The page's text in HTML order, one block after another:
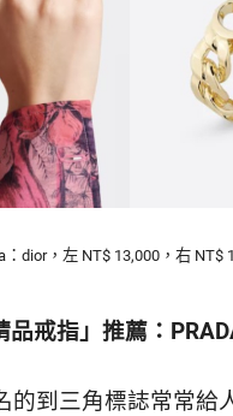
：dior，左 NT$ 13,000，右 NT$
品戒指」推薦：
的到三角標誌常常給